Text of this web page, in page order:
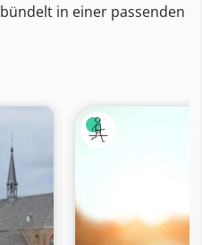
in einer passenden